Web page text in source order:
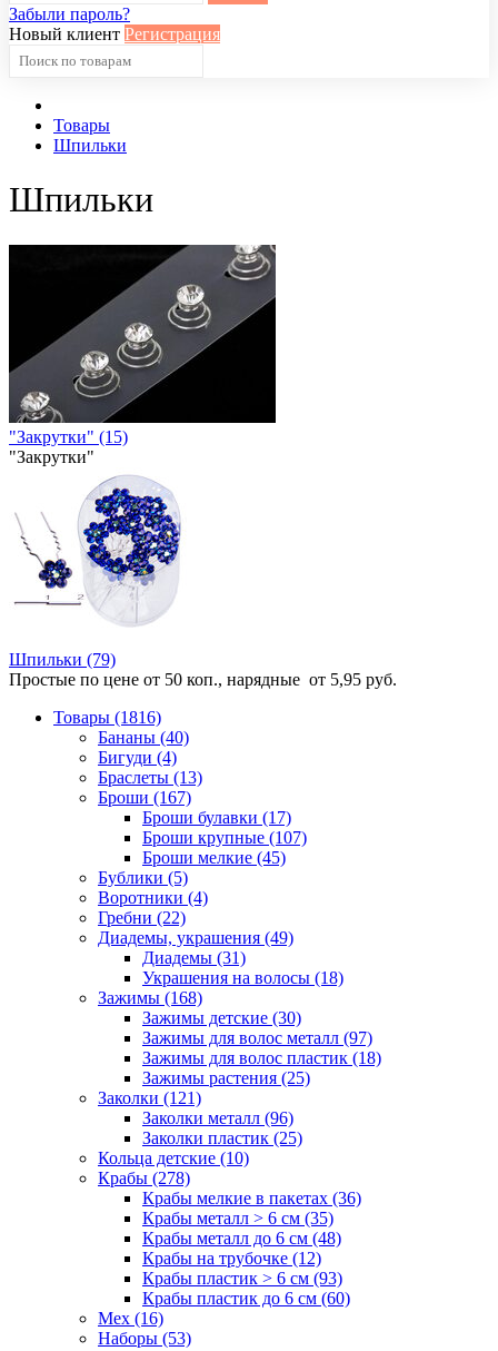
Забыли пароль?
Новый клиент Регистрация
Товары
Шпильки
Шпильки
"Закрутки" (15)
"Закрутки"
Шпильки (79)
Простые по цене от 50 коп., нарядные от 5,95 руб.
Товары (1816)
Бананы (40)
Бигуди (4)
Браслеты (13)
Броши (167)
Броши булавки (17)
Броши крупные (107)
Броши мелкие (45)
Бублики (5)
Воротники (4)
Гребни (22)
Диадемы, украшения (49)
Диадемы (31)
Украшения на волосы (18)
Зажимы (168)
Зажимы детские (30)
Зажимы для волос металл (97)
Зажимы для волос пластик (18)
Зажимы растения (25)
Заколки (121)
Заколки металл (96)
Заколки пластик (25)
Кольца детские (10)
Крабы (278)
Крабы мелкие в пакетах (36)
Крабы металл > 6 см (35)
Крабы металл до 6 см (48)
Крабы на трубочке (12)
Крабы пластик > 6 см (93)
Крабы пластик до 6 см (60)
Мех (16)
Наборы (53)